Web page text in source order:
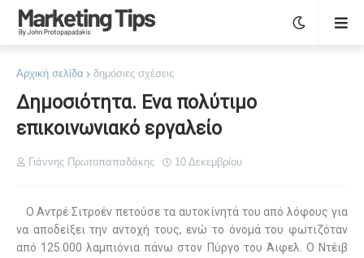
Αρχική σελίδα δημόσιες σχέσεις
Δημοσιότητα. Ενα πολύτιμο
επικοινωνιακό εργαλείο
Γιάννης Πρωτοπαπαδάκης 10 Δεκεμβρίου
Ο Αντρέ Σιτροέν πετούσε τα αυτοκίνητά του από λόφους για
να αποδείξει την αντοχή τους, ενώ το όνομά του φωτιζόταν
από 125.000 λαμπιόνια πάνω στον Πύργο του Άιφελ. Ο Ντέιβ